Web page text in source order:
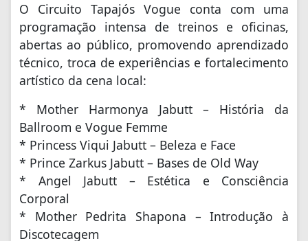
O Circuito Tapajós Vogue conta com uma
programação intensa de treinos e oficinas,
abertas ao público, promovendo aprendizado
técnico, troca de experiências e fortalecimento
artístico da cena local:
* Mother Harmonya Jabutt – História da
Ballroom e Vogue Femme
* Princess Viqui Jabutt – Beleza e Face
* Prince Zarkus Jabutt – Bases de Old Way
* Angel Jabutt – Estética e Consciência
Corporal
* Mother Pedrita Shapona – Introdução à
Discotecagem